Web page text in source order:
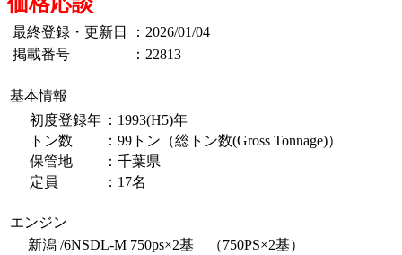
最終登録・更新日
：2026/01/04
掲載番号
：22813
基本情報
初度登録年 ：1993(H5)年
トン数
：99トン（総トン数(Gross Tonnage)）
保管地
：千葉県
定員
：17名
エンジン
新潟 /6NSDL-M 750ps×2基 （750PS×2基）